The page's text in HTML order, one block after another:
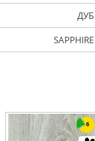
ДУБ
SAPPHIRE
6